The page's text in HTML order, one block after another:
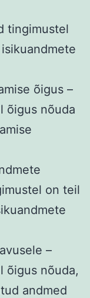
tingimustel
õigus –
õigus nõuda
on teil
–
õigus nõuda,
andmed